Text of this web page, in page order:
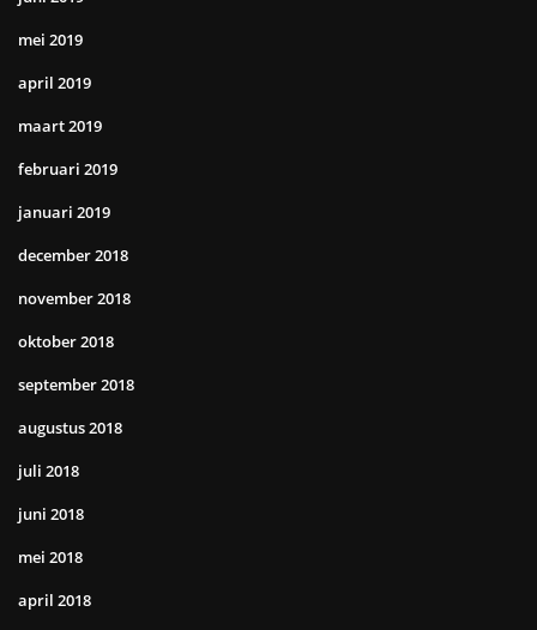
mei 2019
april 2019
maart 2019
februari 2019
januari 2019
december 2018
november 2018
oktober 2018
september 2018
augustus 2018
juli 2018
juni 2018
mei 2018
april 2018